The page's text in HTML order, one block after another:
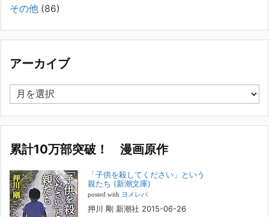
景・特徴続きをみる
集英社オンラインのインタビューを受けました。「漫
画といえば集英社！」というく…
2023年3月1日
集英社オンラインのインタビューを受けました。「漫画といえば集英
社！」というくらいの大御所が、「子供を殺してくださいという親た
名誉です。h[...]
若年層の子供の問題
『「子供を殺してください」という親たち』では、先月まで、10代の対
象者をテーマにした回、「ケース19 奴隷化する親たち」をお送りして
いました。こちらは、最終話をコミックバンチWebで読むことができま
す[...]
その他 (86)
アーカイブ
ー
カ
ブ
累計10万部突破！ 漫画原作
「子供を殺してください」という
親たち (新潮文庫)
posted with ヨメレバ
押川 剛 新潮社 2015-06-26